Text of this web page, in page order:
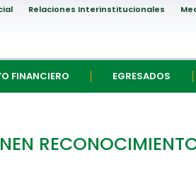
Relaciones Interinstitucionales
FINANCIERO EGRESADOS